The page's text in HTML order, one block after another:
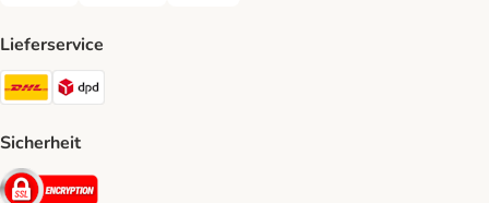
Lieferservice
DHL Shipping Method
Sicherheit
Security